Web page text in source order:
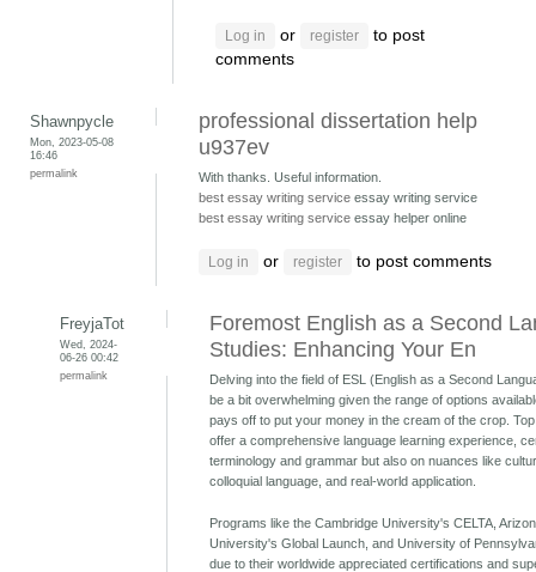
Log in or register
to post
comments
Shawnpycle
Mon, 2023-05-08
16:46
permalink
professional dissertation help
u937ev
With thanks. Useful information.
best essay writing service essay writing service
best essay writing service essay helper online
Log in or register to post comments
FreyjaTot
Wed, 2024-
06-26 00:42
permalink
Foremost English as a Second
Studies: Enhancing Your En
Delving into the field of ESL (English as a Second
be a bit overwhelming given the range of options
pays off to put your money in the cream of the crop.
offer a comprehensive language learning experience,
terminology and grammar but also on nuances like
colloquial language, and real-world application.
Programs like the Cambridge University's CELTA,
University's Global Launch, and University of
due to their worldwide appreciated certifications and